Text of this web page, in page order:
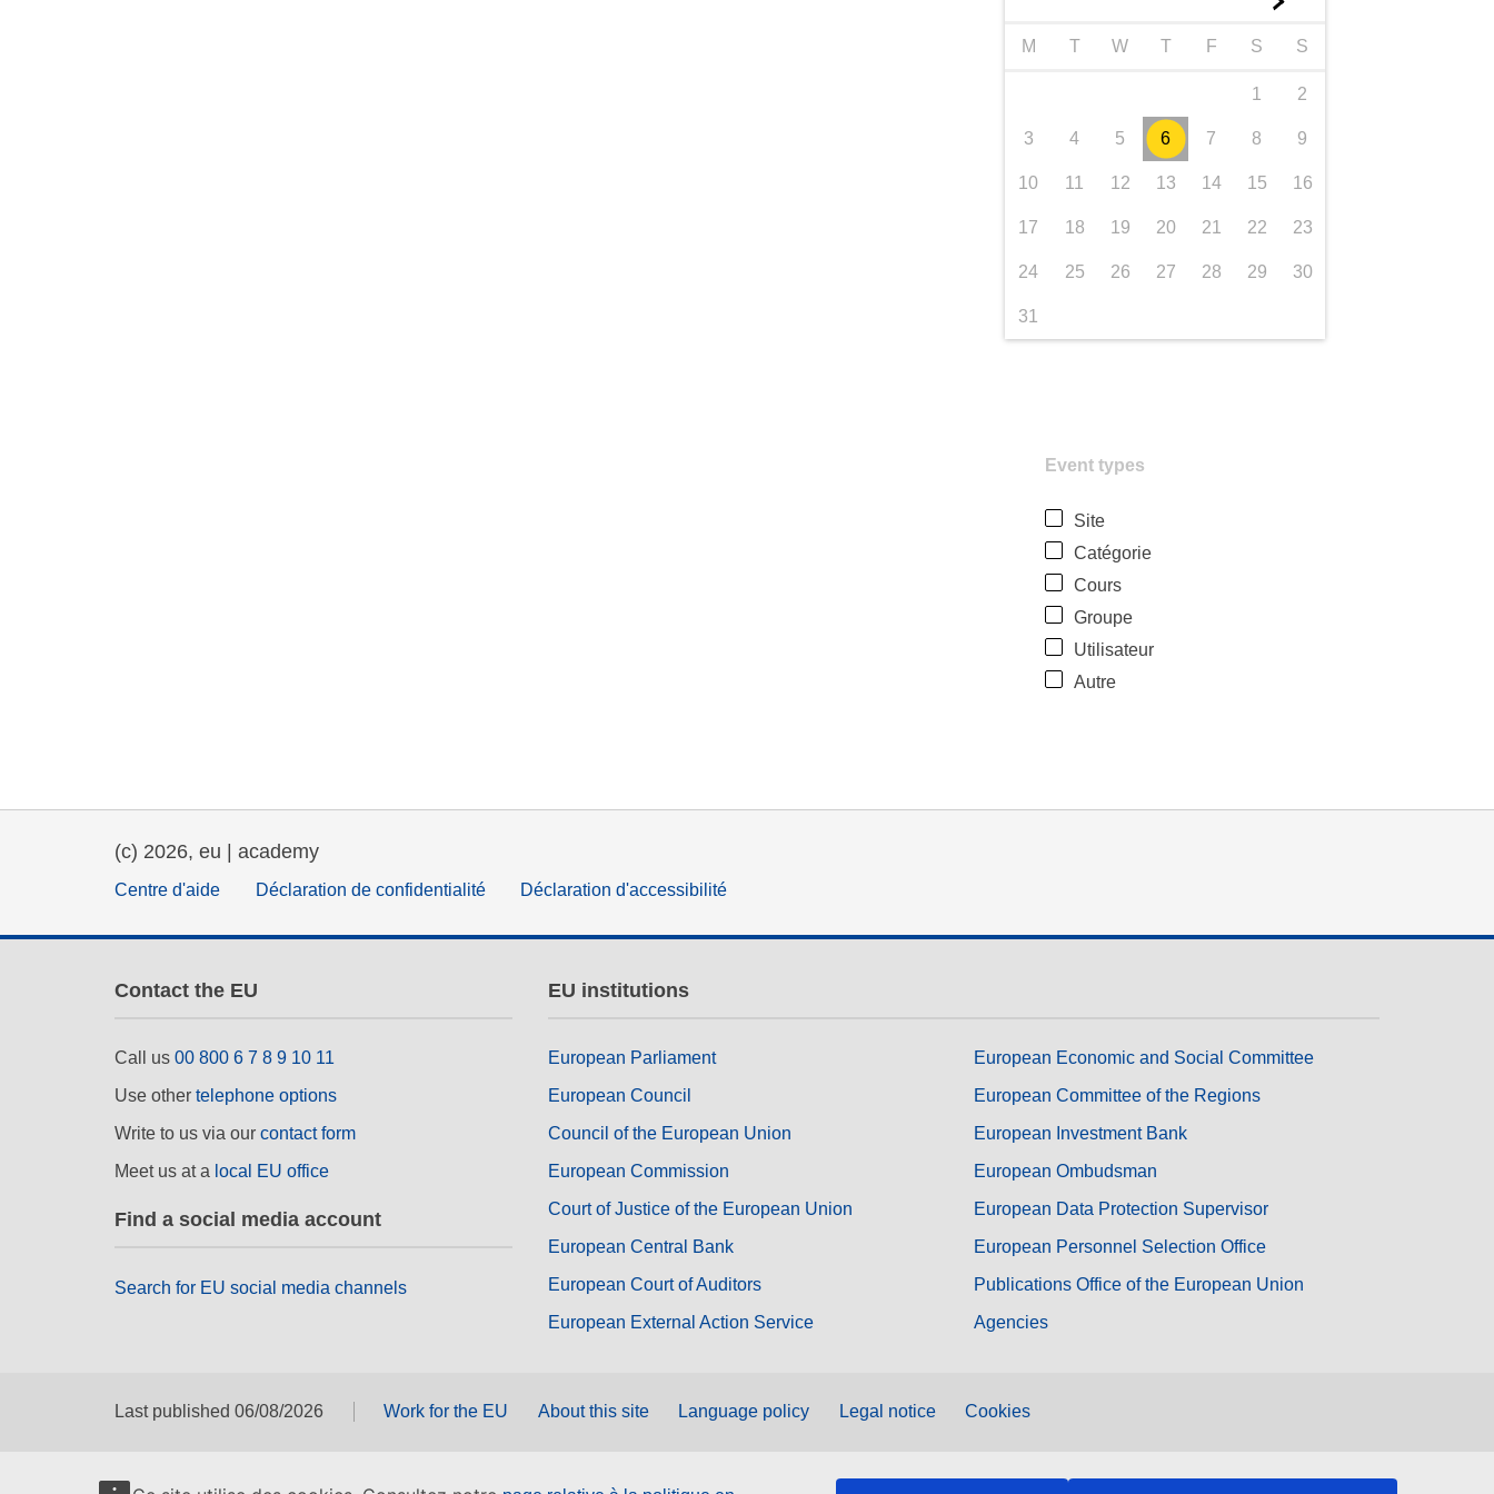
M T W T F S S
1 2
3 4 5 6 7 8 9
10 11 12 13 14 15 16
17 18 19 20 21 22 23
24 25 26 27 28 29 30
31
Event types
Site
Catégorie
Cours
Groupe
Utilisateur
Autre
(c) 2026, eu | academy
Centre d'aide Déclaration de confidentialité Déclaration d'accessibilité
Contact the EU
Call us 00 800 6 7 8 9 10 11
Use other telephone options
Write to us via our contact form
Meet us at a local EU office
Find a social media account
Search for EU social media channels
EU institutions
European Parliament
European Council
Council of the European Union
European Commission
Court of Justice of the European Union
European Central Bank
European Court of Auditors
European External Action Service
European Economic and Social Committee
European Committee of the Regions
European Investment Bank
European Ombudsman
European Data Protection Supervisor
European Personnel Selection Office
Publications Office of the European Union
Agencies
Last published 06/08/2026 Work for the EU About this site Language policy Legal notice Cookies